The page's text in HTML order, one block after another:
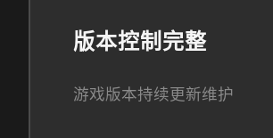
版本控制完整
游戏版本持续更新维护